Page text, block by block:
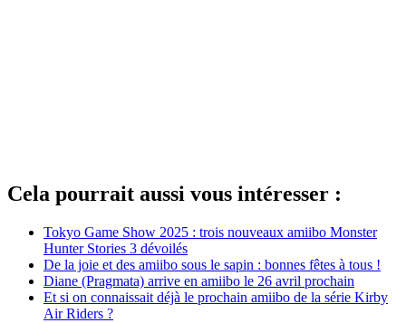
Cela pourrait aussi vous intéresser :
Tokyo Game Show 2025 : trois nouveaux amiibo Monster
Hunter Stories 3 dévoilés
De la joie et des amiibo sous le sapin : bonnes fêtes à tous !
Diane (Pragmata) arrive en amiibo le 26 avril prochain
Et si on connaissait déjà le prochain amiibo de la série Kirby
Air Riders ?